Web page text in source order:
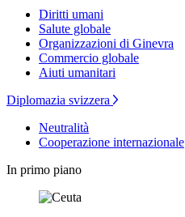
Diritti umani
Salute globale
Organizzazioni di Ginevra
Commercio globale
Aiuti umanitari
Diplomazia svizzera
Neutralità
Cooperazione internazionale
In primo piano